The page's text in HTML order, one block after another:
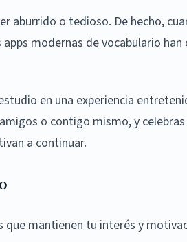
aburrido o tedioso. De hecho,
modernas de vocabulario
en una experiencia
o contigo mismo, y
a continuar.
que mantienen tu interés y